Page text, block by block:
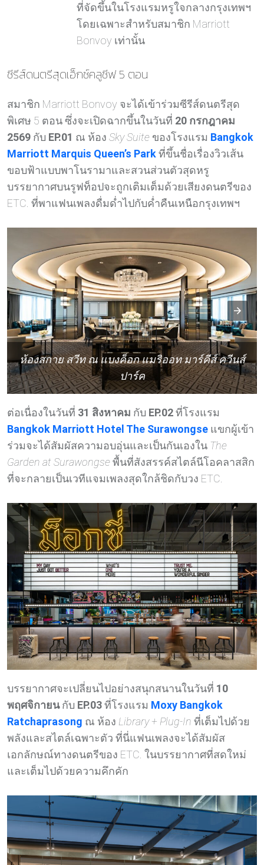
ที่จัดขึ้นในโรงแรมหรูใจกลางกรุงเทพฯ
โดยเฉพาะสำหรับสมาชิก Marriott
Bonvoy เท่านั้น
ซีรีส์ดนตรีสุดเอ็กซ์คลูซีฟ 5 ตอน
สมาชิก Marriott Bonvoy จะได้เข้าร่วมซีรีส์ดนตรีสุด
พิเศษ 5 ตอน ซึ่งจะเปิดฉากขึ้นในวันที่ 20 กรกฎาคม
2569 กับ EP.01 ณ ห้อง Sky Suite ของโรงแรม Bangkok
Marriott Marquis Queen’s Parkที่ขึ้นชื่อเรื่องวิวเส้น
ขอบฟ้าแบบพาโนรามาและสวนส่วนตัวสุดหรู
บรรยากาศบนรูฟท็อปจะถูกเติมเต็มด้วยเสียงดนตรีของ
ETC. ที่พาแฟนเพลงดื่มด่ำไปกับค่ำคืนเหนือกรุงเทพฯ
ห้องสกาย สวีท ณ แบงค็อก แมริออท มาร์คีส์ ควีนส์
ปาร์ค
ต่อเนื่องในวันที่ 31 สิงหาคม กับ EP.02ที่โรงแรม
Bangkok Marriott Hotel The Surawongse แขกผู้เข้า
ร่วมจะได้สัมผัสความอบอุ่นและเป็นกันเองใน The
Garden at Surawongseพื้นที่สังสรรค์สไตล์นีโอคลาสสิก
ที่จะกลายเป็นเวทีแจมเพลงสุดใกล้ชิดกับวง ETC.
บรรยากาศจะเปลี่ยนไปอย่างสนุกสนานในวันที่ 10
พฤศจิกายนกับ EP.03ที่โรงแรม Moxy Bangkok
Ratchaprasong ณ ห้อง Library + Plug-In ที่เต็มไปด้วย
พลังและสไตล์เฉพาะตัว ที่นี่แฟนเพลงจะได้สัมผัส
เอกลักษณ์ทางดนตรีของ ETC. ในบรรยากาศที่สดใหม่
และเต็มไปด้วยความคึกคัก